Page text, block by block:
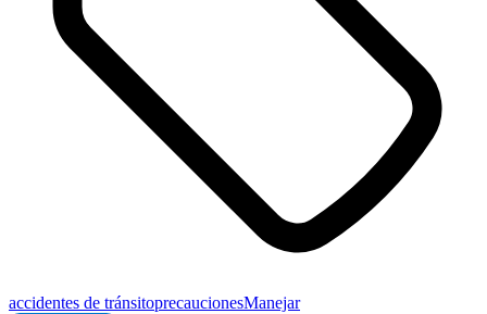
accidentes de tránsitoprecaucionesManejar